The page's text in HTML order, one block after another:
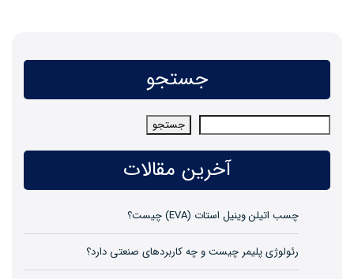
جستجو
جستجو جستجو
آخرین مقالات
چسب اتیلن وینیل استات (EVA) چیست؟
رئولوژی پلیمر چیست و چه کاربردهای صنعتی دارد؟